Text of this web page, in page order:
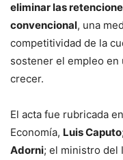
eliminar las
convencional, una
competitividad de la
sostener el empleo en
crecer.
El acta fue rubricada
Economía, Luis Caputo
Adorni; el ministro del